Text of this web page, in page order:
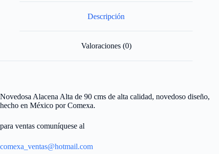
Descripción
Valoraciones (0)
Novedosa Alacena Alta de 90 cms de alta calidad, novedoso diseño,
hecho en México por Comexa.
para ventas comuníquese al
comexa_ventas@hotmail.com